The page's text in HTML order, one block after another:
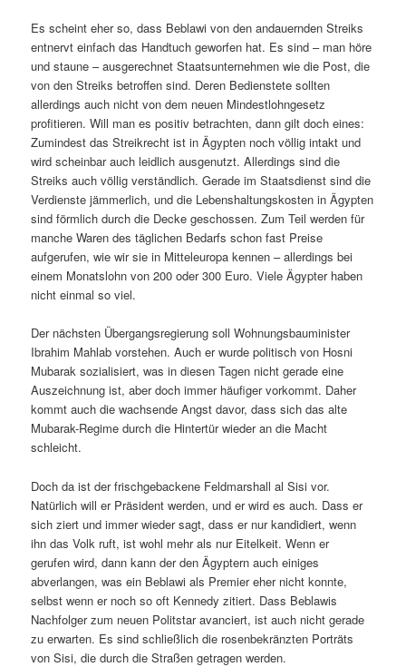
Es scheint eher so, dass Beblawi von den andauernden Streiks
entnervt einfach das Handtuch geworfen hat. Es sind – man höre
und staune – ausgerechnet Staatsunternehmen wie die Post, die
von den Streiks betroffen sind. Deren Bedienstete sollten
allerdings auch nicht von dem neuen Mindestlohngesetz
profitieren. Will man es positiv betrachten, dann gilt doch eines:
Zumindest das Streikrecht ist in Ägypten noch völlig intakt und
wird scheinbar auch leidlich ausgenutzt. Allerdings sind die
Streiks auch völlig verständlich. Gerade im Staatsdienst sind die
Verdienste jämmerlich, und die Lebenshaltungskosten in Ägypten
sind förmlich durch die Decke geschossen. Zum Teil werden für
manche Waren des täglichen Bedarfs schon fast Preise
aufgerufen, wie wir sie in Mitteleuropa kennen – allerdings bei
einem Monatslohn von 200 oder 300 Euro. Viele Ägypter haben
nicht einmal so viel.
Der nächsten Übergangsregierung soll Wohnungsbauminister
Ibrahim Mahlab vorstehen. Auch er wurde politisch von Hosni
Mubarak sozialisiert, was in diesen Tagen nicht gerade eine
Auszeichnung ist, aber doch immer häufiger vorkommt. Daher
kommt auch die wachsende Angst davor, dass sich das alte
Mubarak-Regime durch die Hintertür wieder an die Macht
schleicht.
Doch da ist der frischgebackene Feldmarshall al Sisi vor.
Natürlich will er Präsident werden, und er wird es auch. Dass er
sich ziert und immer wieder sagt, dass er nur kandidiert, wenn
ihn das Volk ruft, ist wohl mehr als nur Eitelkeit. Wenn er
gerufen wird, dann kann der den Ägyptern auch einiges
abverlangen, was ein Beblawi als Premier eher nicht konnte,
selbst wenn er noch so oft Kennedy zitiert. Dass Beblawis
Nachfolger zum neuen Politstar avanciert, ist auch nicht gerade
zu erwarten. Es sind schließlich die rosenbekränzten Porträts
von Sisi, die durch die Straßen getragen werden.